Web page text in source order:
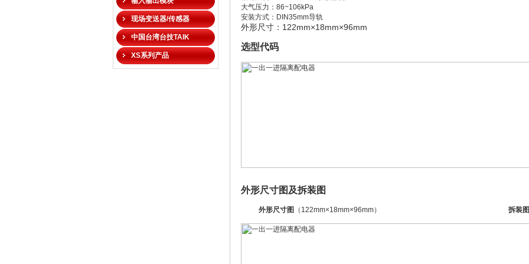
现场变送器/传感器
中国台湾台技TAIK
XS系列产品
大气压力：86~106kPa
安装方式：DIN35mm导轨
外形尺寸： 122mm×18mm×96mm
选型代码
外形尺寸图及拆装图
外形尺寸图 （122mm×18mm×96mm） 拆装图